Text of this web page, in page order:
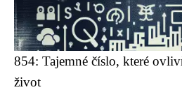
854: Tajemné číslo, které
život